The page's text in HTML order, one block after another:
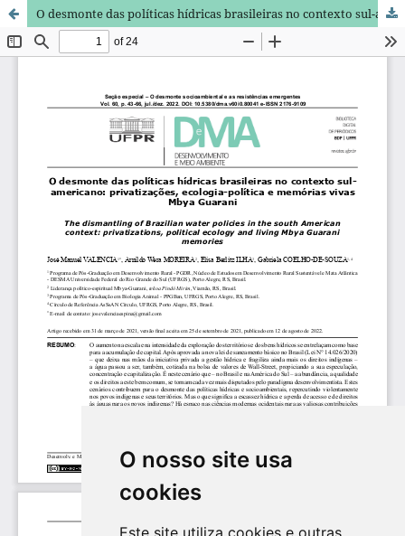
O nosso site usa
cookies
Este site utiliza cookies e outras
O desmonte das políticas hídricas brasileiras no contexto sul-americano: privatizações, ecologia-política e memórias vivas Mbya Guarani